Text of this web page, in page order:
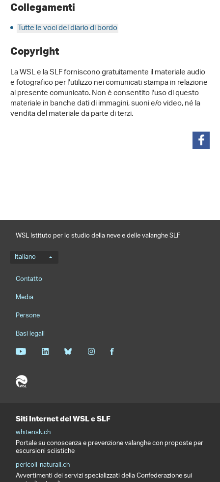
Collegamenti
Tutte le voci del diario di bordo
Copyright
La WSL e la SLF forniscono gratuitamente il materiale audio
e fotografico per l'utilizzo nei comunicati stampa in relazione
al presente comunicato. Non è consentito l'uso di questo
materiale in banche dati di immagini, suoni e/o video, né la
vendita del materiale da parte di terzi.
WSL Istituto per lo studio della neve e delle valanghe SLF
Menu della lingua
Italiano
Footernavigation
Contatto
Media
Persone
Basi legali
Siti Internet del WSL e SLF
whiterisk.ch
Portale su conoscenza e prevenzione valanghe con proposte per
escursioni sciistiche
pericoli-naturali.ch
Avvertimenti dei servizi specializzati della Confederazione sui